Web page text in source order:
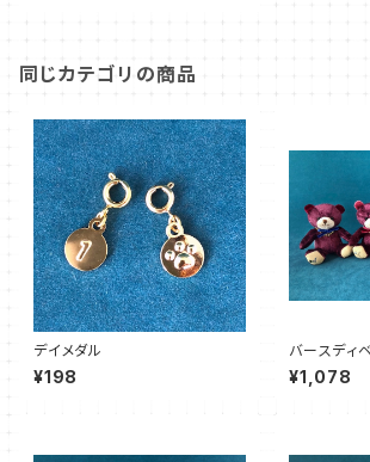
同じカテゴリの商品
デイメダル
¥198
バースディ
8月
¥1,078